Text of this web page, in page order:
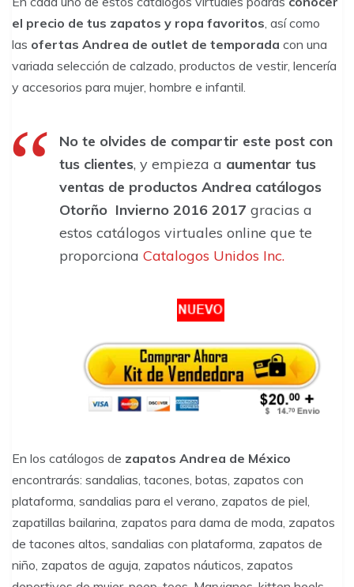
el precio de tus zapatos y ropa favoritos , así como
las ofertas Andrea de outlet de temporada con una
variada selección de calzado, productos de vestir, lencería
y accesorios para mujer, hombre e infantil.
No te olvides de compartir este post con
tus clientes, y empieza a aumentar tus
ventas de productos Andrea catálogos
Otorño Invierno 2016 2017 gracias a
estos catálogos virtuales online que te
proporciona Catalogos Unidos Inc.
En los catálogos de zapatos Andrea de México
encontrarás: sandalias, tacones, botas, zapatos con
plataforma, sandalias para el verano, zapatos de piel,
zapatillas bailarina, zapatos para dama de moda, zapatos
de tacones altos, sandalias con plataforma, zapatos de
niño, zapatos de aguja, zapatos náuticos, zapatos